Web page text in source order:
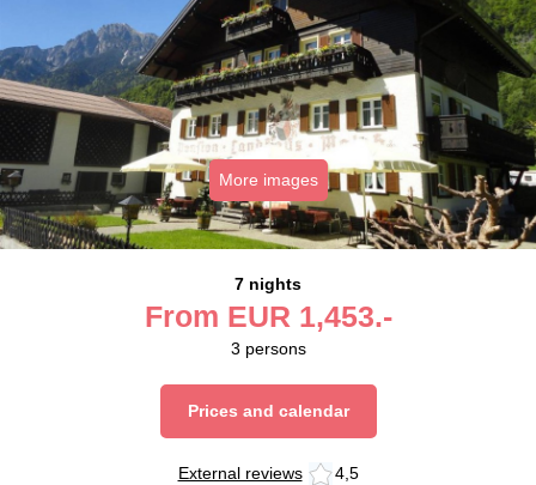
More images
7 nights
From EUR 1,453.-
3 persons
Prices and calendar
External reviews 4,5